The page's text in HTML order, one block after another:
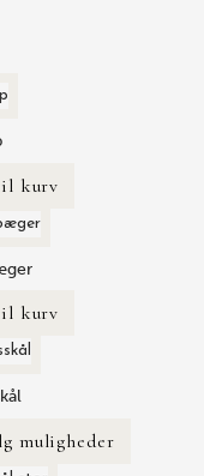
kurv
kurv
muligheder